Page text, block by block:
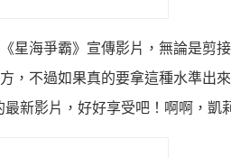
星海爭霸》宣傳影片，無論是剪
，不過如果真的要拿這種水準出
新影片，好好享受吧！啊啊，凱